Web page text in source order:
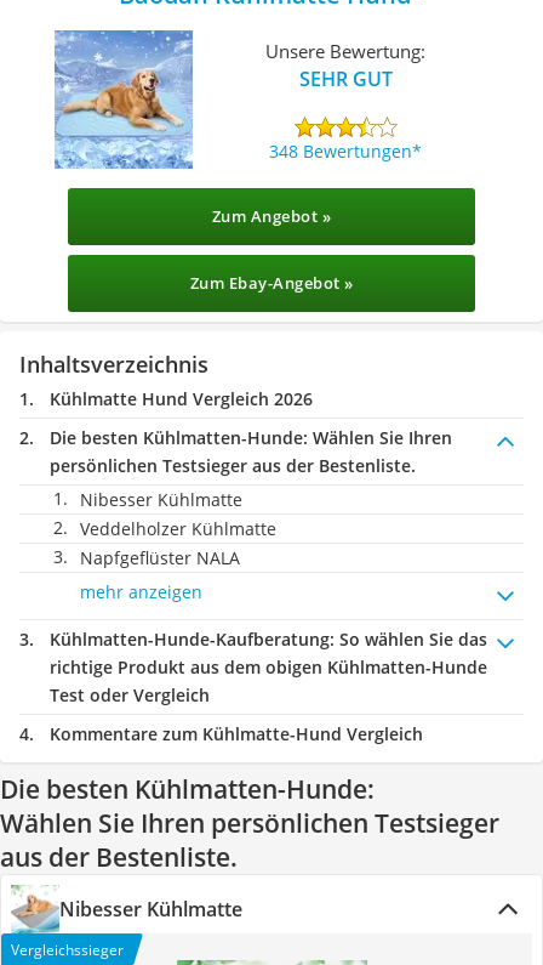
Unsere Bewertung:
SEHR GUT
348 Bewertungen
Zum Angebot »
Zum Ebay-Angebot »
Inhaltsverzeichnis
Kühlmatte Hund Vergleich 2026
Die besten Kühlmatten-Hunde: Wählen Sie Ihren
persönlichen Testsieger aus der Bestenliste.
Nibesser Kühlmatte
Veddelholzer Kühlmatte
Napfgeflüster NALA
mehr anzeigen
Kühlmatten-Hunde-Kaufberatung: So wählen Sie das
richtige Produkt aus dem obigen Kühlmatten-Hunde
Test oder Vergleich
Kommentare zum Kühlmatte-Hund Vergleich
Die besten Kühlmatten-Hunde:
Wählen Sie Ihren persönlichen Testsieger
aus der Bestenliste.
Nibesser Kühlmatte
Vergleichssieger